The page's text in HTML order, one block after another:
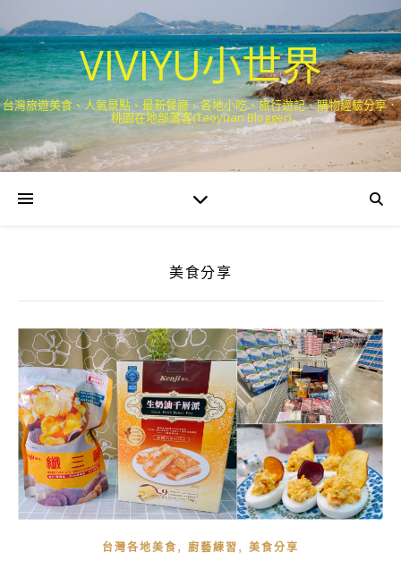
VIVIYU小世界
台灣旅遊美食、人氣景點、最新餐廳、各地小吃、旅行遊記、購物經驗分享．
桃園在地部落客(Taoyuan Blogger)
美食分享
台灣各地美食 , 廚藝練習 , 美食分享